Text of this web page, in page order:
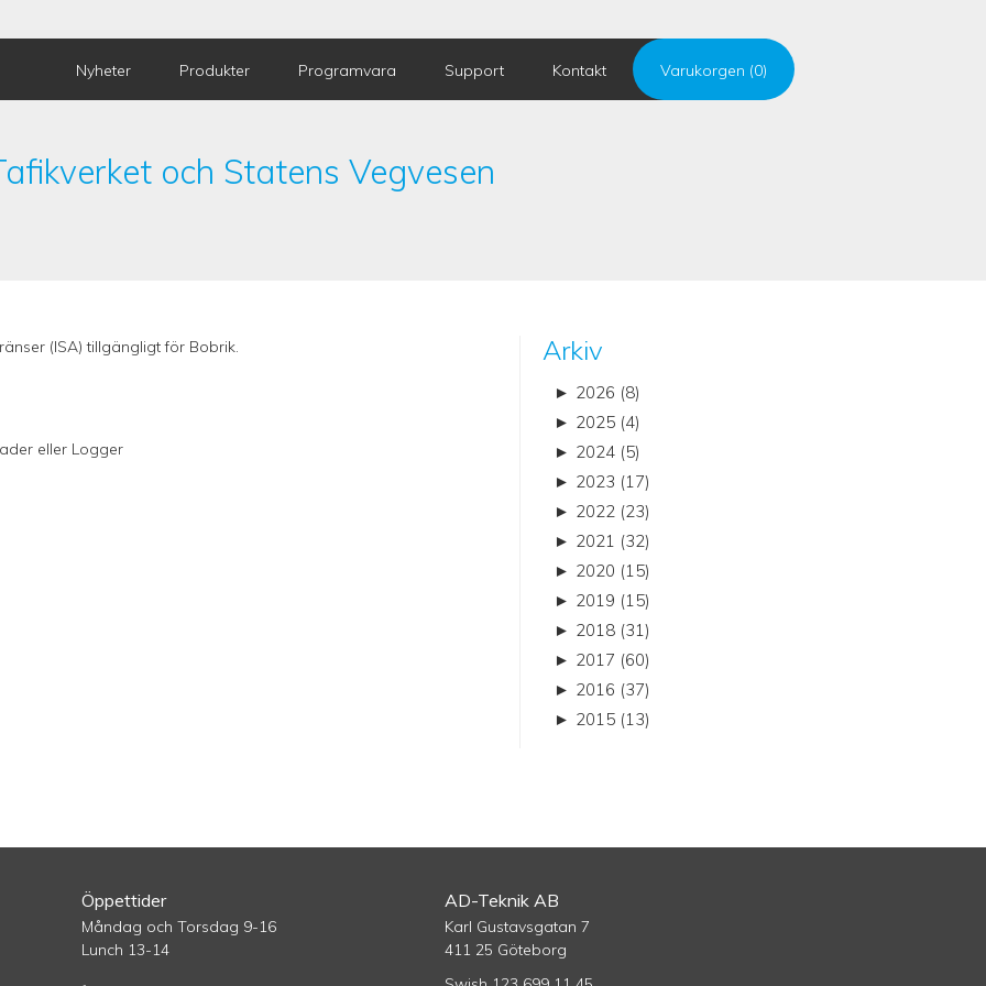
Nyheter Produkter Programvara Support Kontakt Varukorgen (0)
och Statens Vegvesen
(ISA) tillgängligt för Bobrik.
eller Logger
Arkiv
► 2026 (8)
► 2025 (4)
► 2024 (5)
► 2023 (17)
► 2022 (23)
► 2021 (32)
► 2020 (15)
► 2019 (15)
► 2018 (31)
► 2017 (60)
► 2016 (37)
► 2015 (13)
Öppettider
Måndag och Torsdag 9-16
Lunch 13-14
AD-Teknik AB
Karl Gustavsgatan 7
411 25 Göteborg